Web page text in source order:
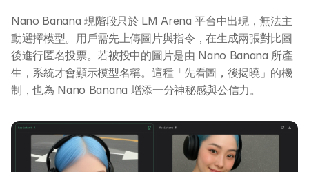
Nano Banana 現階段只於 LM Arena 平台中出現，無法主
動選擇模型。用戶需先上傳圖片與指令，在生成兩張對比圖
後進行匿名投票。若被投中的圖片是由 Nano Banana 所產
生，系統才會顯示模型名稱。這種「先看圖，後揭曉」的機
制，也為 Nano Banana 增添一分神秘感與公信力。